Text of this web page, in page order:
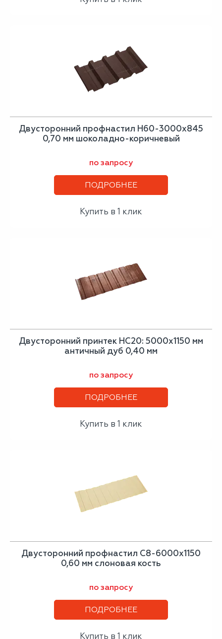
Двусторонний профнастил Н60-3000х845
0,70 мм шоколадно-коричневый
по запросу
ПОДРОБНЕЕ
Купить в 1 клик
Двусторонний принтек НС20: 5000x1150 мм
античный дуб 0,40 мм
по запросу
ПОДРОБНЕЕ
Купить в 1 клик
Двусторонний профнастил С8-6000х1150
0,60 мм слоновая кость
по запросу
ПОДРОБНЕЕ
Купить в 1 клик